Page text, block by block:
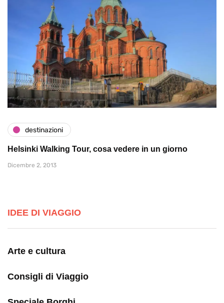
destinazioni
Helsinki Walking Tour, cosa vedere in un giorno
Dicembre 2, 2013
IDEE DI VIAGGIO
Arte e cultura
Consigli di Viaggio